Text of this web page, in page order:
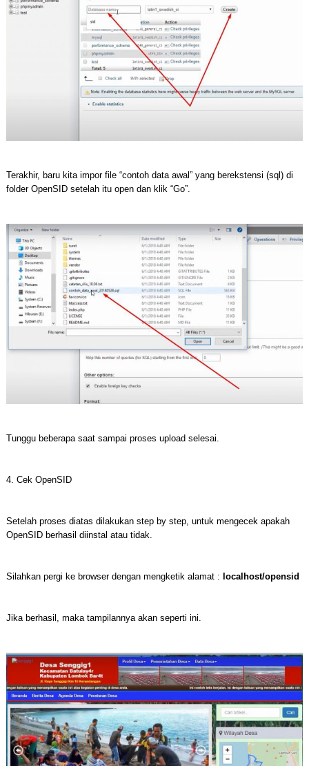
Terakhir, baru kita impor file “contoh data awal” yang berekstensi (sql) di
folder OpenSID setelah itu open dan klik “Go”.
Tunggu beberapa saat sampai proses upload selesai.
4. Cek OpenSID
Setelah proses diatas dilakukan step by step, untuk mengecek apakah
OpenSID berhasil diinstal atau tidak.
Silahkan pergi ke browser dengan mengketik alamat : localhost/opensid
Jika berhasil, maka tampilannya akan seperti ini.